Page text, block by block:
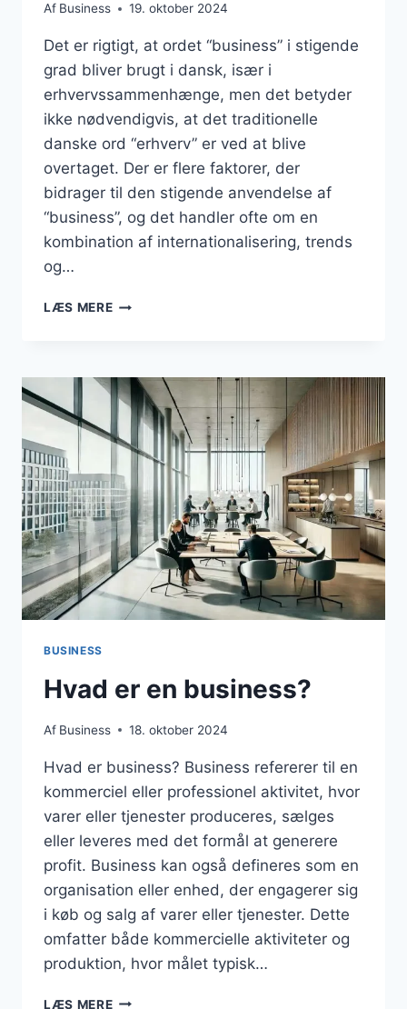
Af Business 19. oktober 2024
Det er rigtigt, at ordet “business” i stigende
grad bliver brugt i dansk, især i
erhvervssammenhænge, men det betyder
ikke nødvendigvis, at det traditionelle
danske ord “erhverv” er ved at blive
overtaget. Der er flere faktorer, der
bidrager til den stigende anvendelse af
“business”, og det handler ofte om en
kombination af internationalisering, trends
og…
LÆS MEREER
AT
BLIVE
OVERTAGET
AF
“BUSINESS”
I
DET
DANSKE
SPROG?
BUSINESS
Hvad er en business?
Af Business 18. oktober 2024
Hvad er business? Business refererer til en
kommerciel eller professionel aktivitet, hvor
varer eller tjenester produceres, sælges
eller leveres med det formål at generere
profit. Business kan også defineres som en
organisation eller enhed, der engagerer sig
i køb og salg af varer eller tjenester. Dette
omfatter både kommercielle aktiviteter og
produktion, hvor målet typisk…
LÆS MEREHVAD